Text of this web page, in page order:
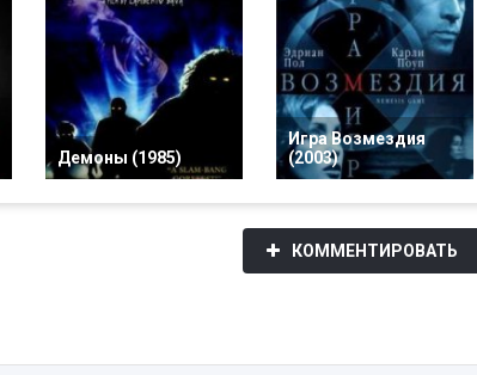
Демоны (1985)
Игра Возмездия
(2003)
КОММЕНТИРОВАТЬ